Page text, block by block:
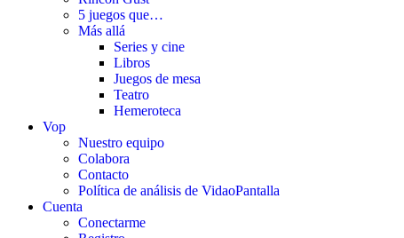
5 juegos que…
Más allá
Series y cine
Libros
Juegos de mesa
Teatro
Hemeroteca
Vop
Nuestro equipo
Colabora
Contacto
Política de análisis de VidaoPantalla
Cuenta
Conectarme